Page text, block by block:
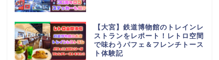
【大宮】鉄道博物館のトレインレ
ストランをレポート！レトロ空間
で味わうパフェ＆フレンチトース
ト体験記